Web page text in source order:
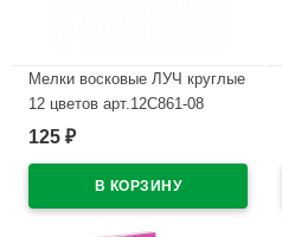
Мелки восковые ЛУЧ круглые
12 цветов арт.12С861-08
В наличии
125 ₽